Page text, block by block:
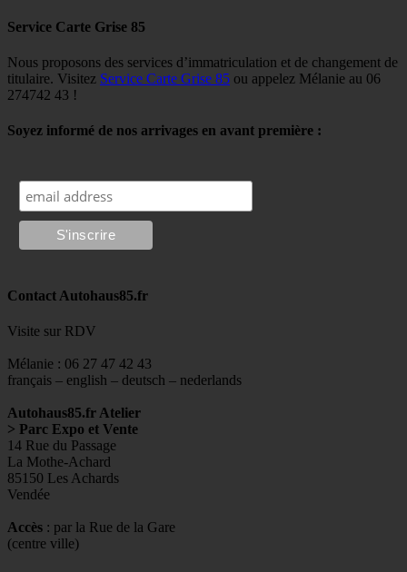
Service Carte Grise 85
Nous proposons des services d’immatriculation et de changement de
titulaire. Visitez Service Carte Grise 85 ou appelez Mélanie au 06
274742 43 !
Soyez informé de nos arrivages en avant première :
Contact Autohaus85.fr
Visite sur RDV
Mélanie : 06 27 47 42 43
français – english – deutsch – nederlands
Autohaus85.fr Atelier
> Parc Expo et Vente
14 Rue du Passage
La Mothe-Achard
85150 Les Achards
Vendée
Accès : par la Rue de la Gare
(centre ville)